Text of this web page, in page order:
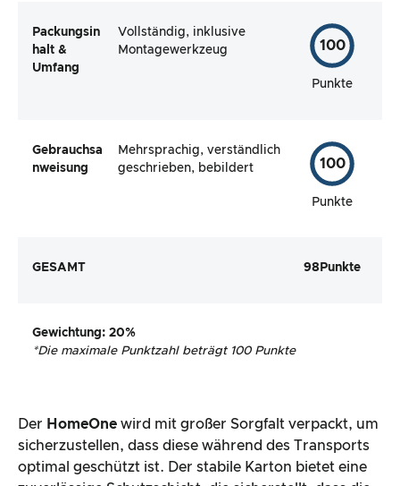
Packungsin
halt &
Umfang
Vollständig, inklusive
Montagewerkzeug
100
Punkte
Gebrauchsa
nweisung
Mehrsprachig, verständlich
geschrieben, bebildert
100
Punkte
GESAMT 98 Punkte
Gewichtung: 20%
*Die maximale Punktzahl beträgt 100 Punkte
Der HomeOne wird mit großer Sorgfalt verpackt, um
sicherzustellen, dass diese während des Transports
optimal geschützt ist. Der stabile Karton bietet eine